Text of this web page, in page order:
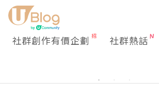
社群創作有價企劃 社群熱話